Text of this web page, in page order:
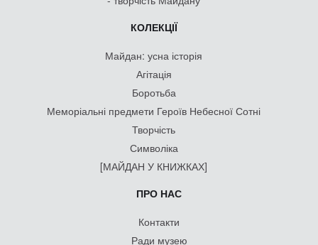
КОЛЕКЦІЇ
Майдан: усна історія
Агітація
Боротьба
Меморіальні предмети Героїв Небесної Сотні
Творчість
Символіка
[МАЙДАН У КНИЖКАХ]
ПРО НАС
Контакти
Ради музею